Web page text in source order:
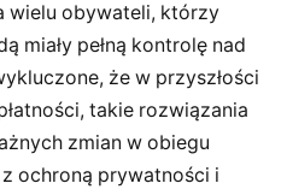
wielu obywateli, którzy
miały pełną kontrolę nad
że w przyszłości
takie rozwiązania
zmian w obiegu
ochroną prywatności i